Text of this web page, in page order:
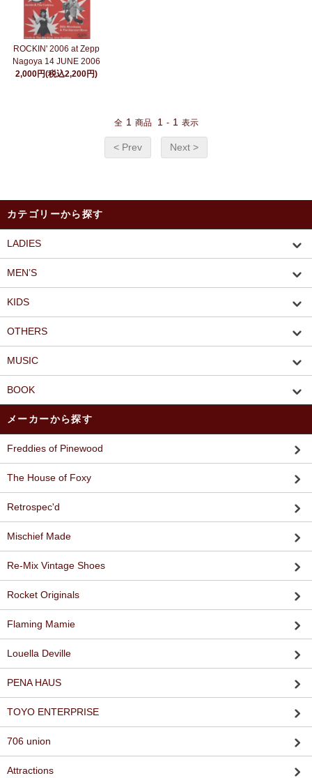
ROCKIN' 2006 at Zepp
Nagoya 14 JUNE 2006
2,000円(税込2,200円)
全 1 商品 1 - 1 表示
< Prev Next >
カテゴリーから探す
LADIES
MEN’S
KIDS
OTHERS
MUSIC
BOOK
メーカーから探す
Freddies of Pinewood
The House of Foxy
Retrospec'd
Mischief Made
Re-Mix Vintage Shoes
Rocket Originals
Flaming Mamie
Louella Deville
PENA HAUS
TOYO ENTERPRISE
706 union
Attractions